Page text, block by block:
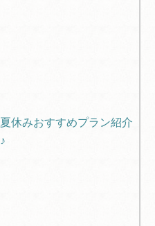
夏休みおすすめプラン紹介
♪